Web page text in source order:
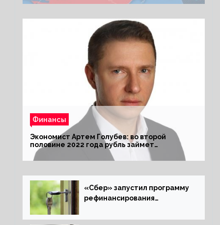
Финансы
Экономист Артем Голубев: во второй
половине 2022 года рубль займет
комфортный курс
«Сбер» запустил программу
рефинансирования